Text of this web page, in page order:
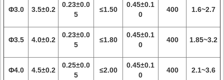
Φ3.0 3.5±0.2
0.23±0.0
5
≤1.50
0.45±0.1
0
400 1.6~2.7
Φ3.5 4.0±0.2
0.23±0.0
5
≤1.80
0.45±0.1
0
400 1.85~3.2
Φ4.0 4.5±0.2
0.25±0.0
5
≤2.00
0.45±0.1
0
400 2.1~3.6